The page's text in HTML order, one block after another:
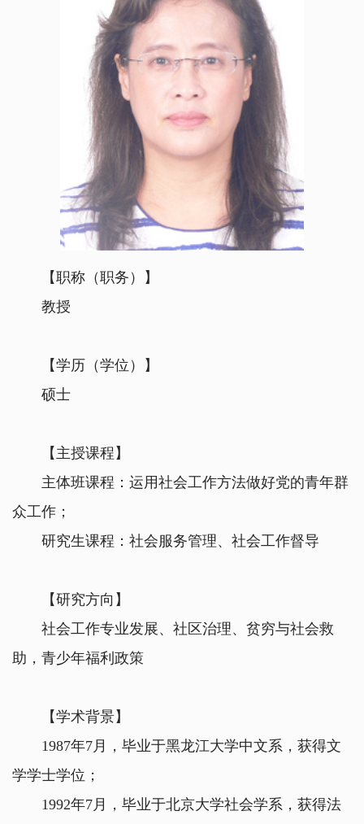
【职称（职务）】
教授
【学历（学位）】
硕士
【主授课程】
主体班课程：运用社会工作方法做好党的青年群
众工作；
研究生课程：社会服务管理、社会工作督导
【研究方向】
社会工作专业发展、社区治理、贫穷与社会救
助，青少年福利政策
【学术背景】
1987年7月，毕业于黑龙江大学中文系，获得文
学学士学位；
1992年7月，毕业于北京大学社会学系，获得法